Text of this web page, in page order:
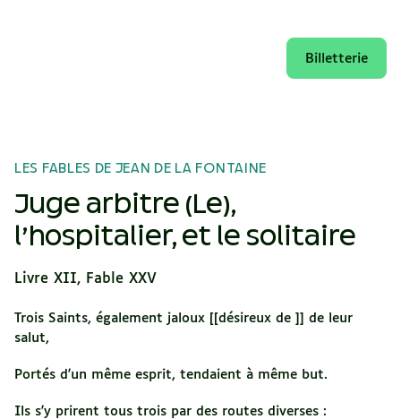
Billetterie
LES FABLES DE JEAN DE LA FONTAINE
Juge arbitre (Le),
l’hospitalier, et le solitaire
Livre XII, Fable XXV
Trois Saints, également jaloux [[désireux de ]] de leur
salut,
Portés d'un même esprit, tendaient à même but.
Ils s'y prirent tous trois par des routes diverses :